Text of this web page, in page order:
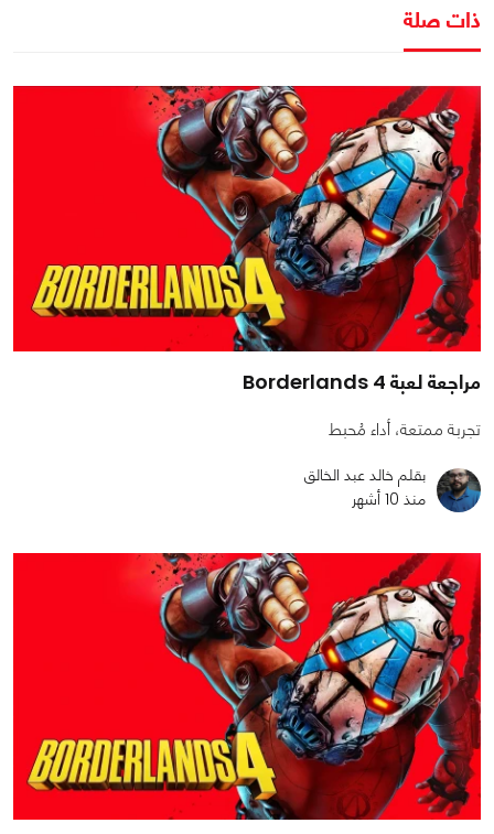
ذات صلة
مراجعة لعبة Borderlands 4
تجربة ممتعة، أداء مُحبط
بقلم خالد عبد الخالق
منذ 10 أشهر